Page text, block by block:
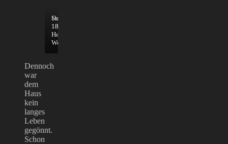
Urkataster
1823
Stadtansicht
1830,
Heimatmuseum
Weißenhorn
Dennoch
war
dem
Haus
kein
langes
Leben
gegönnt.
Schon